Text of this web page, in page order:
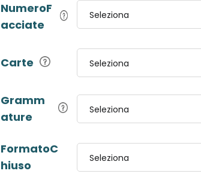
NumeroF
acciate
Seleziona
Carte Seleziona
Gramm
ature
Seleziona
FormatoC
hiuso
Seleziona